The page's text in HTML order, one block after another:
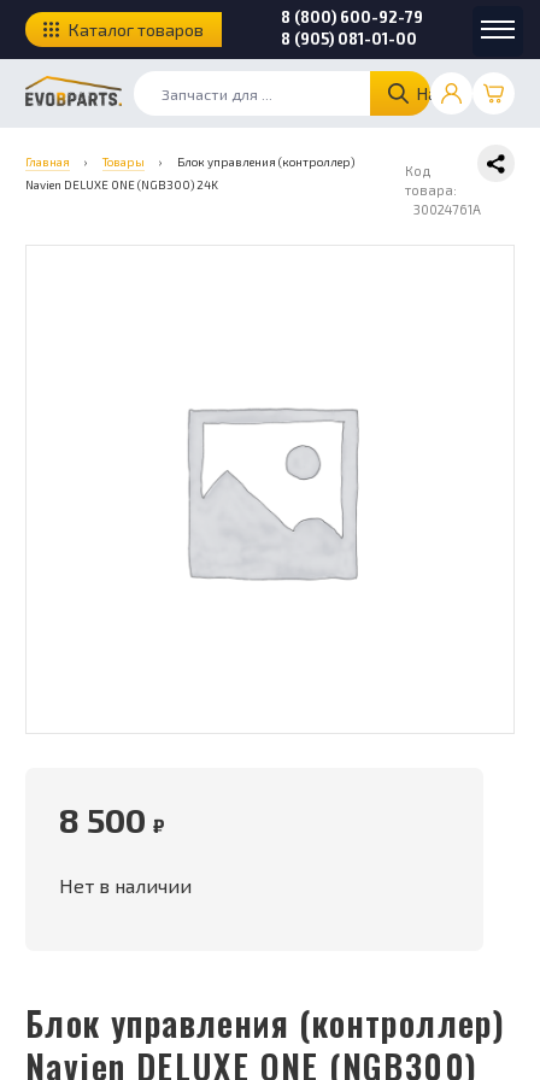
Найти
8 (800) 600-92-79
8 (905) 081-01-00
Каталог товаров
Главная › Товары ›
Блок управления (контроллер)
Navien DELUXE ONE (NGB300) 24K
Код
товара:
30024761A
Блок управления (контроллер)
Navien DELUXE ONE (NGB300)
8 500 ₽
Нет в наличии